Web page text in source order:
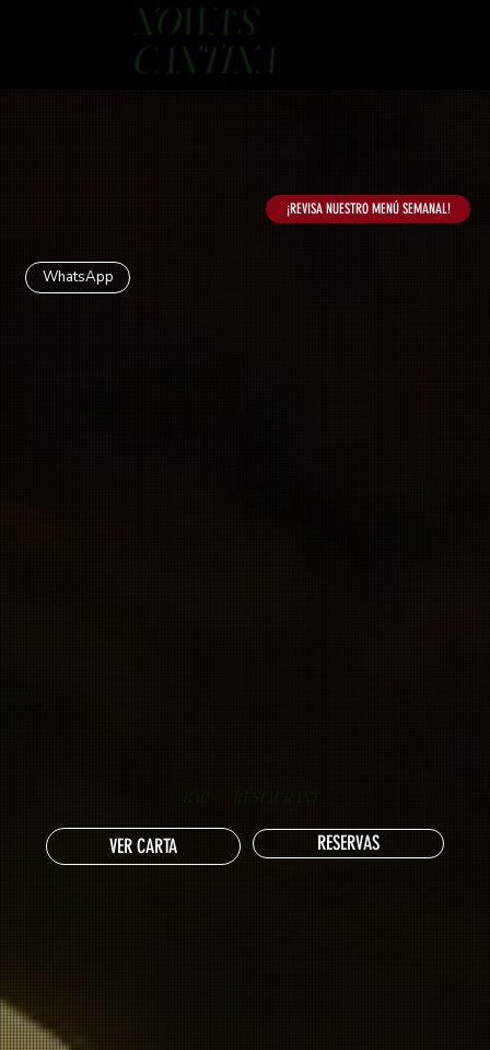
NOWA`S
CANTINA
¡REVISA NUESTRO MENÚ SEMANAL!
BAR RESTAURANT
VER CARTA RESERVAS
WhatsApp